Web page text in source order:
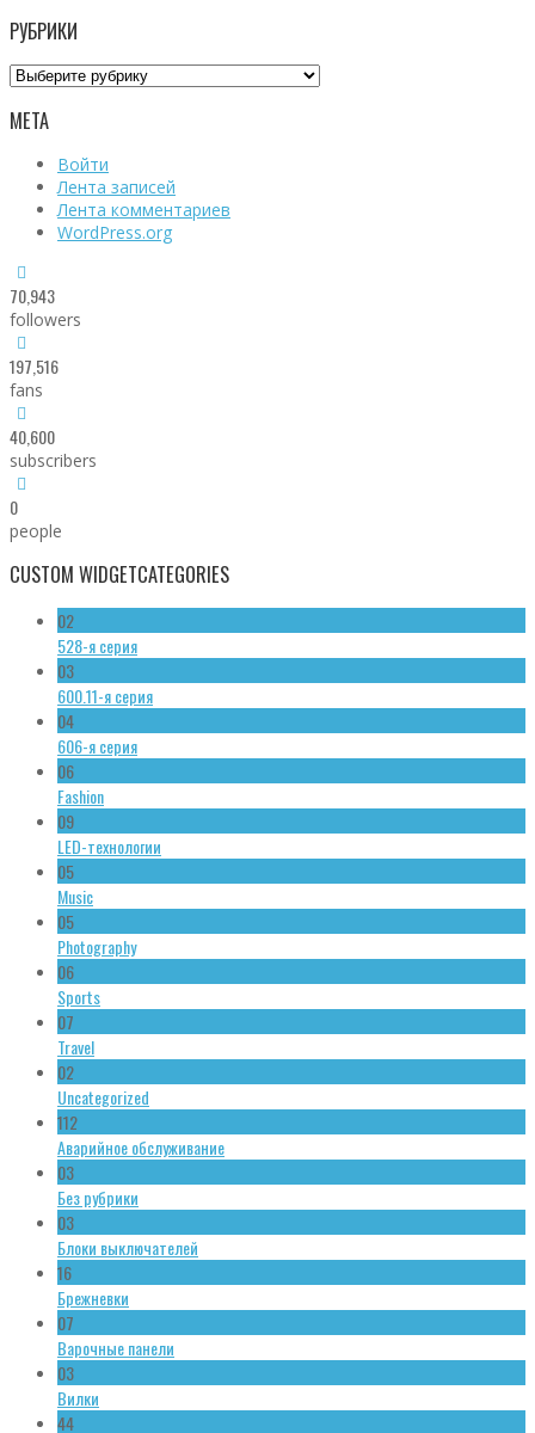
РУБРИКИ
Рубрики
МЕТА
Войти
Лента записей
Лента комментариев
WordPress.org
70,943
followers
197,516
fans
40,600
subscribers
0
people
CUSTOM WIDGETCATEGORIES
02
528-я серия
03
600.11-я серия
04
606-я серия
06
Fashion
09
LED-технологии
05
Music
05
Photography
06
Sports
07
Travel
02
Uncategorized
112
Аварийное обслуживание
03
Без рубрики
03
Блоки выключателей
16
Брежневки
07
Варочные панели
03
Вилки
44